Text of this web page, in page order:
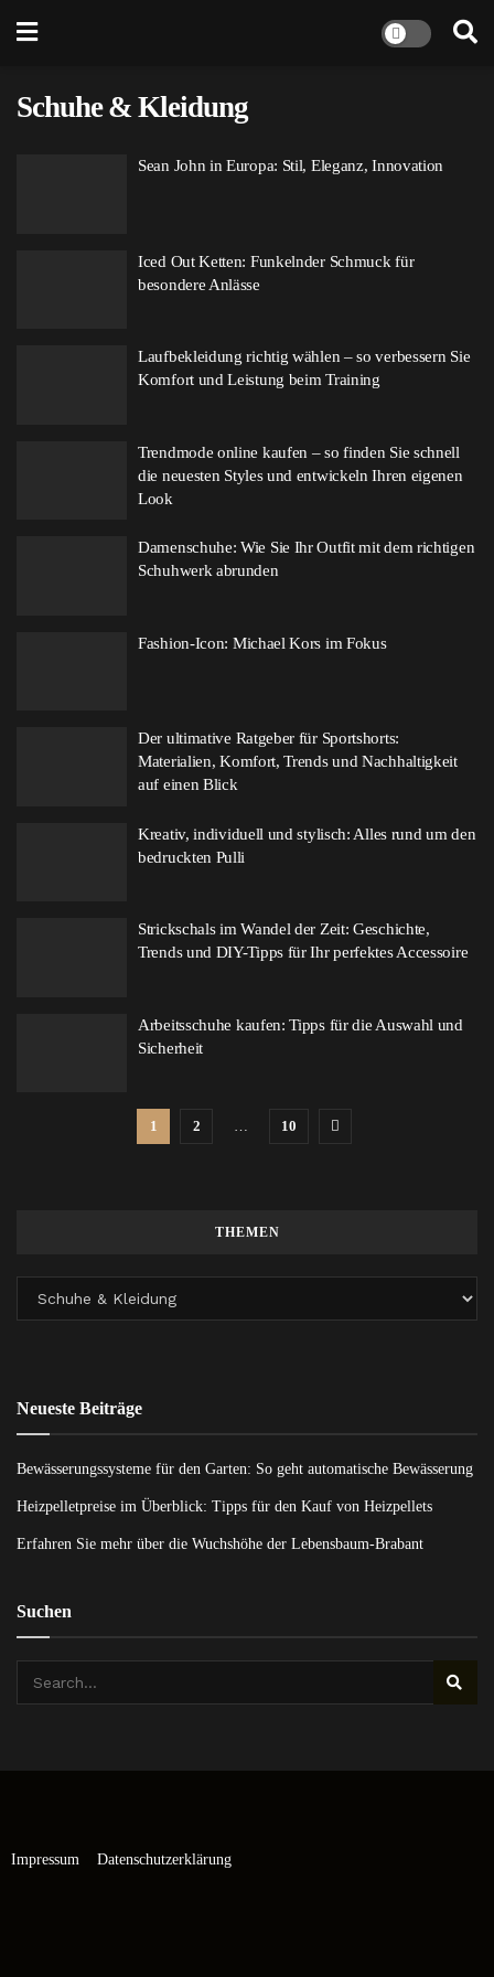
Schuhe & Kleidung
Sean John in Europa: Stil, Eleganz, Innovation
Iced Out Ketten: Funkelnder Schmuck für
besondere Anlässe
Laufbekleidung richtig wählen – so verbessern Sie
Komfort und Leistung beim Training
Trendmode online kaufen – so finden Sie schnell
die neuesten Styles und entwickeln Ihren eigenen
Look
Damenschuhe: Wie Sie Ihr Outfit mit dem richtigen
Schuhwerk abrunden
Fashion-Icon: Michael Kors im Fokus
Der ultimative Ratgeber für Sportshorts:
Materialien, Komfort, Trends und Nachhaltigkeit
auf einen Blick
Kreativ, individuell und stylisch: Alles rund um den
bedruckten Pulli
Strickschals im Wandel der Zeit: Geschichte,
Trends und DIY-Tipps für Ihr perfektes Accessoire
Arbeitsschuhe kaufen: Tipps für die Auswahl und
Sicherheit
1 2 … 10
THEMEN
Neueste Beiträge
Bewässerungssysteme für den Garten: So geht automatische Bewässerung
Heizpelletpreise im Überblick: Tipps für den Kauf von Heizpellets
Erfahren Sie mehr über die Wuchshöhe der Lebensbaum-Brabant
Suchen
Impressum Datenschutzerklärung